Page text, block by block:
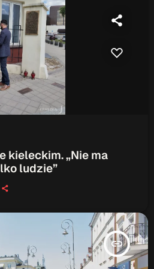
kieleckim. „Nie ma
ludzie”
insert_link